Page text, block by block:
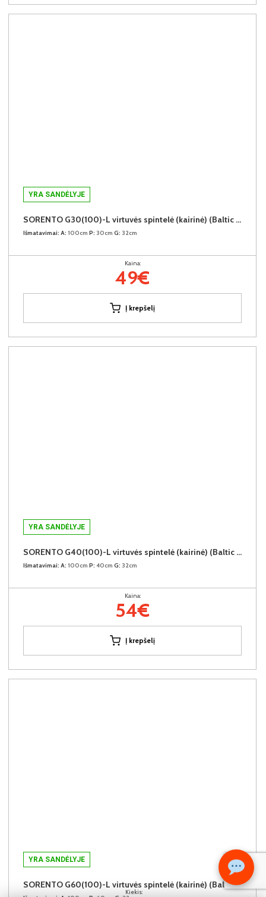
Kiekis:
YRA SANDĖLYJE
SORENTO G30(100)-L virtuvės spintelė (kairinė) (Baltic Storm/Beige)
Išmatavimai: A: 100cm P: 30cm G: 32cm
Kaina:
49€
Į krepšelį
YRA SANDĖLYJE
SORENTO G40(100)-L virtuvės spintelė (kairinė) (Baltic Storm/Beige)
Išmatavimai: A: 100cm P: 40cm G: 32cm
Kaina:
54€
Į krepšelį
YRA SANDĖLYJE
SORENTO G60(100)-L virtuvės spintelė (kairinė) (Baltic Storm/Beige)